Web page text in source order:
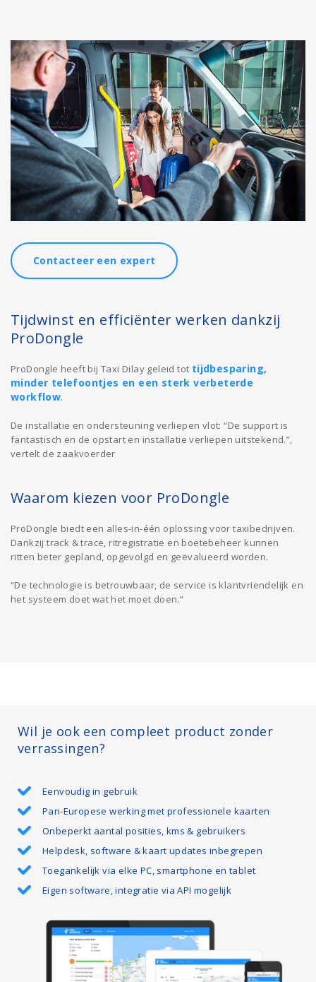
Contacteer een expert
Tijdwinst en efficiënter werken dankzij
ProDongle
ProDongle heeft bij Taxi Dilay geleid tot tijdbesparing,
minder telefoontjes en een sterk verbeterde
workflow.
De installatie en ondersteuning verliepen vlot: “De support is
fantastisch en de opstart en installatie verliepen uitstekend.”,
vertelt de zaakvoerder
Waarom kiezen voor ProDongle
ProDongle biedt een alles-in-één oplossing voor taxibedrijven.
Dankzij track & trace, ritregistratie en boetebeheer kunnen
ritten beter gepland, opgevolgd en geëvalueerd worden.
“De technologie is betrouwbaar, de service is klantvriendelijk en
het systeem doet wat het moet doen.”
Wil je ook een compleet product zonder
verrassingen?
Eenvoudig in gebruik
Pan-Europese werking met professionele kaarten
Onbeperkt aantal posities, kms & gebruikers
Helpdesk, software & kaart updates inbegrepen
Toegankelijk via elke PC, smartphone en tablet
Eigen software, integratie via API mogelijk